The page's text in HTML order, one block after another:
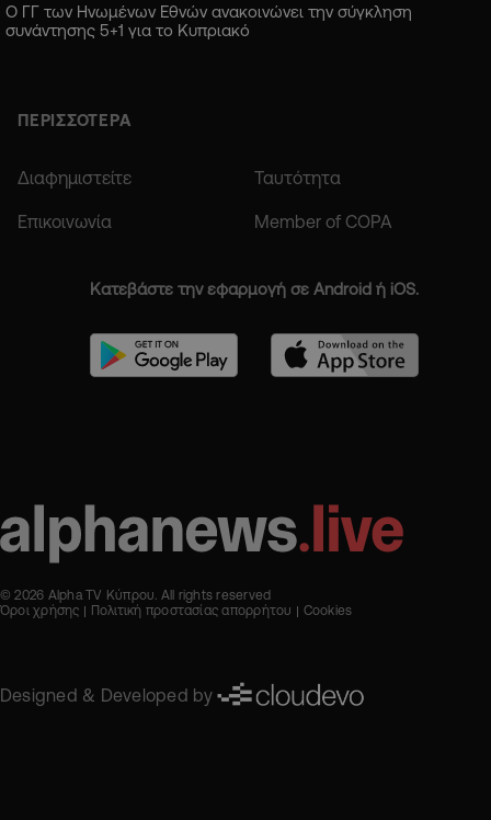
Ο ΓΓ των Ηνωμένων Εθνών ανακοινώνει την σύγκληση
συνάντησης 5+1 για το Κυπριακό
ΠΕΡΙΣΣΟΤΕΡΑ
Διαφημιστείτε Ταυτότητα
Επικοινωνία Member of COPA
Κατεβάστε την εφαρμογή σε Android ή iOS.
© 2026 Alpha TV Κύπρου. All rights reserved
Όροι χρήσης
Πολιτική προστασίας απορρήτου Cookies
Designed & Developed by